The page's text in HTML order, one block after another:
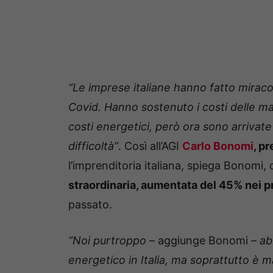
“Le imprese italiane hanno fatto
Covid. Hanno sostenuto i costi delle
costi energetici, però ora sono
difficoltà”. Così all’AGI Carlo Bonomi,
l’imprenditoria italiana, spiega Bonomi,
straordinaria, aumentata del 45% nei
passato.
“Noi purtroppo – aggiunge Bonomi –
energetico in Italia, ma soprattutto è